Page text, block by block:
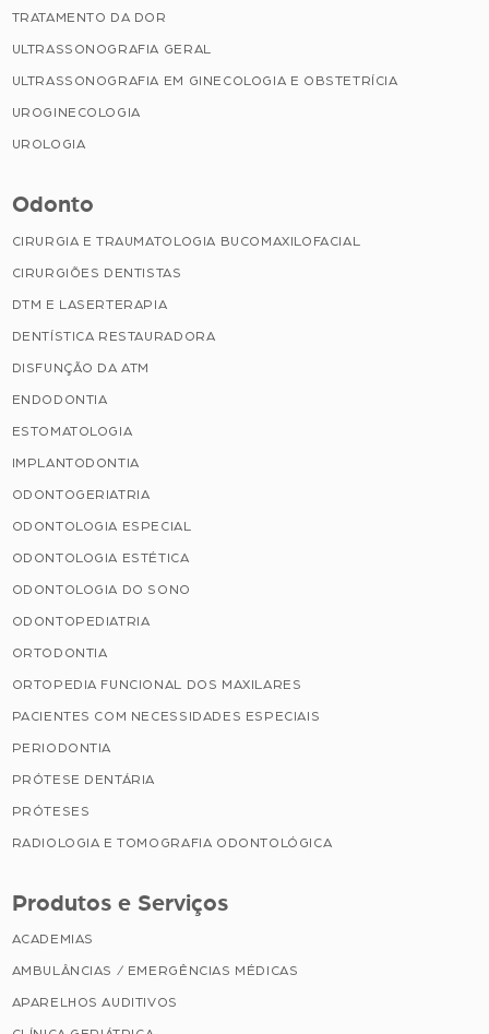
TRATAMENTO DA DOR
ULTRASSONOGRAFIA GERAL
ULTRASSONOGRAFIA EM GINECOLOGIA E OBSTETRÍCIA
UROGINECOLOGIA
UROLOGIA
Odonto
CIRURGIA E TRAUMATOLOGIA BUCOMAXILOFACIAL
CIRURGIÕES DENTISTAS
DTM E LASERTERAPIA
DENTÍSTICA RESTAURADORA
DISFUNÇÃO DA ATM
ENDODONTIA
ESTOMATOLOGIA
IMPLANTODONTIA
ODONTOGERIATRIA
ODONTOLOGIA ESPECIAL
ODONTOLOGIA ESTÉTICA
ODONTOLOGIA DO SONO
ODONTOPEDIATRIA
ORTODONTIA
ORTOPEDIA FUNCIONAL DOS MAXILARES
PACIENTES COM NECESSIDADES ESPECIAIS
PERIODONTIA
PRÓTESE DENTÁRIA
PRÓTESES
RADIOLOGIA E TOMOGRAFIA ODONTOLÓGICA
Produtos e Serviços
ACADEMIAS
AMBULÂNCIAS / EMERGÊNCIAS MÉDICAS
APARELHOS AUDITIVOS